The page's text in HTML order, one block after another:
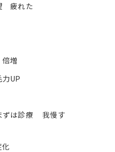
疲れた
増
UP
は診療 我慢す